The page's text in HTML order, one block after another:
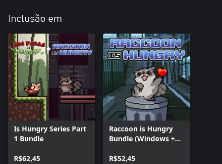
Inclusão em
Is Hungry Series Part
1 Bundle
R$62,45
Raccoon is Hungry
Bundle (Windows +
R$52,45